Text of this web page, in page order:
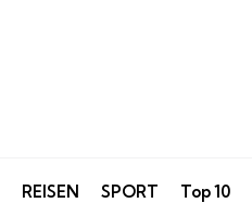
REISEN SPORT Top 10